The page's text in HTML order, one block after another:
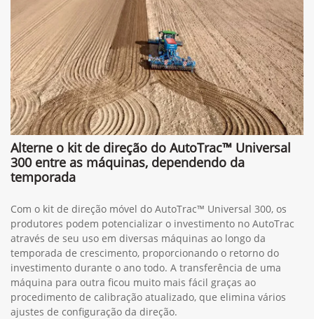
Alterne o kit de direção do AutoTrac™ Universal
300 entre as máquinas, dependendo da
temporada
Com o kit de direção móvel do AutoTrac™ Universal 300, os
produtores podem potencializar o investimento no AutoTrac
através de seu uso em diversas máquinas ao longo da
temporada de crescimento, proporcionando o retorno do
investimento durante o ano todo. A transferência de uma
máquina para outra ficou muito mais fácil graças ao
procedimento de calibração atualizado, que elimina vários
ajustes de configuração da direção.